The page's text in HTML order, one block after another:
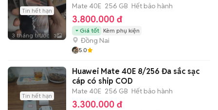
Tin hết hạn
3 tháng trước 3
Mate 40E 256 GB Hết bảo hành
3.800.000 đ
Giá tốt Kèm phụ kiện
Đồng Nai
5.0
Tin hết hạn
Huawei Mate 40E 8/256 Đa sắc sạc
cáp có ship COD
Mate 40E 256 GB Hết bảo hành
3.300.000 đ